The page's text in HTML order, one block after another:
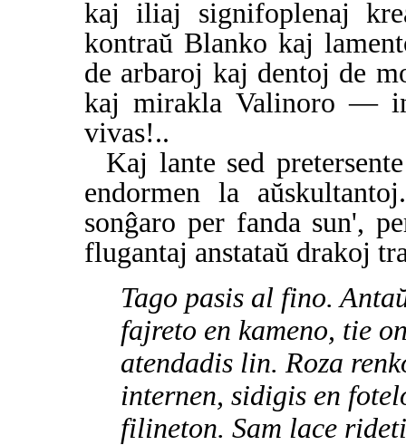
kaj iliaj signifoplenaj
kontraŭ Blanko kaj
de arbaroj kaj dentoj de
kaj mirakla Valinoro —
vivas!..
Kaj lante sed
endormen la
sonĝaro per fanda sun',
flugantaj anstataŭ drakoj
Tago pasis al fino.
fajreto en kameno, tie
atendadis lin. Roza
internen, sidigis en
filineton. Sam lace